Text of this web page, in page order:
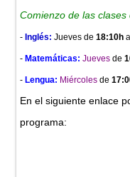
Comienzo de las
- Inglés: Jueves de 18:10h a
- Matemáticas: Jueves de
- Lengua: Miércoles de
En el siguiente enlace
programa: